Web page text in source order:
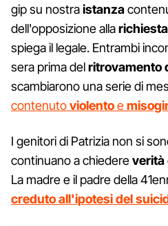
gip su nostraistanza
dell'opposizione alla
spiega il legale. Entrambi
sera prima delritrovamento
scambiarono una serie di
contenutoviolentoe
I genitori di Patrizia non si
continuano a chiedereverità
La madre e il padre della
creduto all'ipotesi del